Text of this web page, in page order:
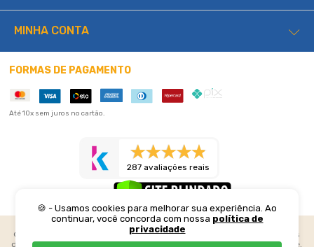
MINHA CONTA
FORMAS DE PAGAMENTO
Até 10x sem juros no cartão.
287 avaliações reais
©2026 Lucas Home. Todos os direitos reservados. Preços e condições
de pagamento exclusivos para compras realizadas através do web site.
🍪 - Usamos cookies para melhorar sua experiência. Ao
continuar, você concorda com nossa política de
privacidade